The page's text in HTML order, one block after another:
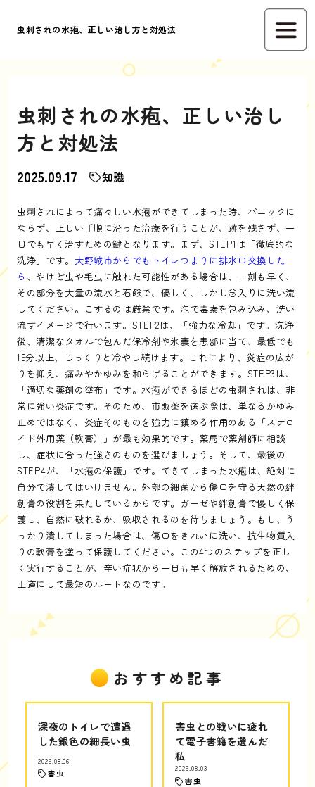
虫刺されの水疱、正しい治し方と対処法
虫刺されの水疱、正しい治し
方と対処法
2025.09.17 知識
虫刺されによって痛々しい水疱ができてしまった時、パニックに
ならず、正しい手順に沿った治療を行うことが、跡を残さず、一
日でも早く治すための鍵となります。まず、STEP1は「徹底的な
洗浄」です。 大野城市からでもトイレつまりに排水口交換した
ら 、やけど虫や毛虫に触れた可能性がある場合は、一刻も早く、
その部分を大量の流水と石鹸で、優しく、しかし念入りに洗い流
してください。こするのは厳禁です。泡で毒素を包み込み、洗い
流すイメージで行います。STEP2は、「強力な冷却」です。洗浄
後、清潔なタオルで包んだ保冷剤や氷嚢を患部に当て、最低でも
15分以上、じっくりと冷やし続けます。これにより、炎症の広が
りを抑え、痛みやかゆみを和らげることができます。STEP3は、
「適切な薬剤の塗布」です。水疱ができるほどの虫刺されは、非
常に強い炎症です。そのため、市販薬を選ぶ際は、単なるかゆみ
止めではなく、炎症そのものを強力に鎮める作用のある「ステロ
イド外用薬（軟膏）」が最も効果的です。薬局で薬剤師に相談
し、症状に合った強さのものを選びましょう。そして、最後の
STEP4が、「水疱の保護」です。できてしまった水疱は、絶対に
自分で潰してはいけません。外部の細菌から傷口を守る天然の絆
創膏の役割を果たしているからです。ガーゼや絆創膏で優しく保
護し、自然に破れるか、吸収されるのを待ちましょう。もし、う
っかり潰してしまった場合は、傷口をきれいに洗い、抗生物質入
りの軟膏を塗って保護してください。この4つのステップを正し
く実行することが、辛い症状から一日も早く解放されるための、
王道にして最短のルートなのです。
おすすめ記事
深夜のトイレで遭遇
した銀色の細長い虫
2026.08.06
害虫
害虫との戦いに疲れ
て電子書籍を選んだ
私
2026.08.03
害虫